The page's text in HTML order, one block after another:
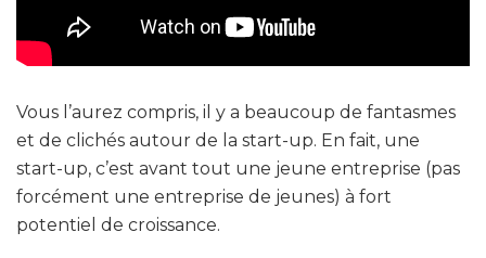
Vous l’aurez compris, il y a beaucoup de fantasmes
et de clichés autour de la start-up. En fait, une
start-up, c’est avant tout une jeune entreprise (pas
forcément une entreprise de jeunes) à fort
potentiel de croissance.